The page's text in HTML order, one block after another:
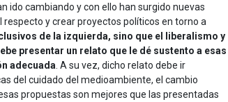
ido cambiando y con ello han surgido nuevas
y crear proyectos políticos en torno a
de la izquierda, sino que el liberalismo y
presentar un relato que le dé sustento a esas
adecuada . A su vez, dicho relato debe ir
del cuidado del medioambiente, el cambio
propuestas son mejores que las presentadas